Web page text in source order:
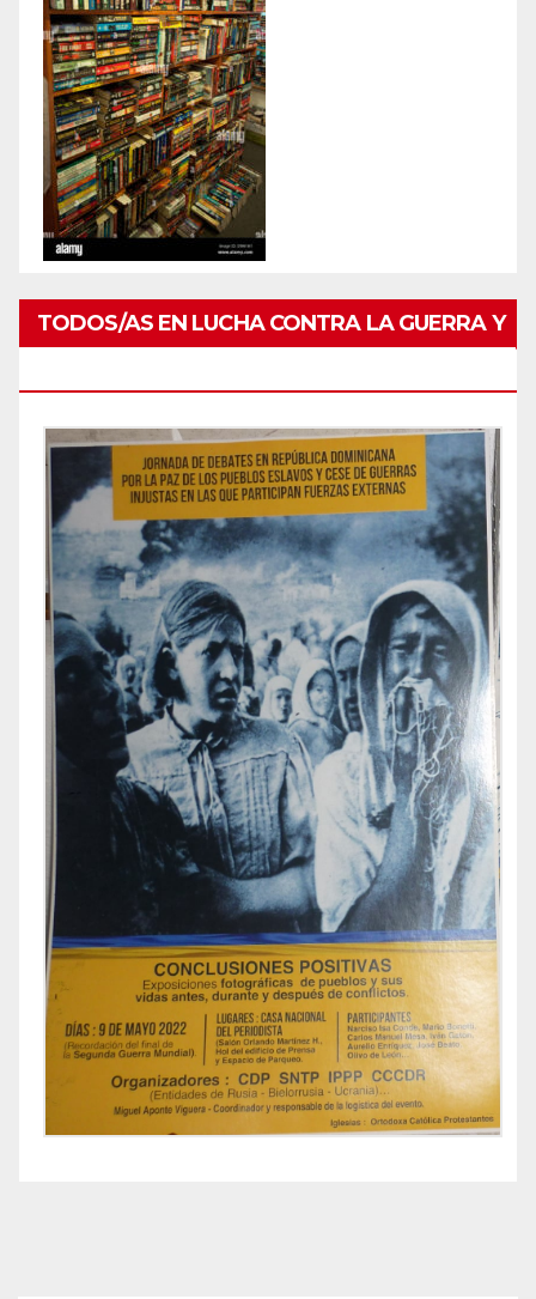
TODOS/AS EN LUCHA CONTRA LA GUERRA Y